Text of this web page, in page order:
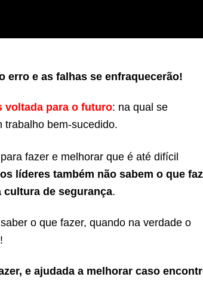
erro e as falhas se enfraquecerão!
voltada para o futuro: na qual se
trabalho bem-sucedido.
fazer e melhorar que é até difícil
líderes também não sabem o que
cultura de segurança.
o que fazer, quando na verdade o
e ajudada a melhorar caso